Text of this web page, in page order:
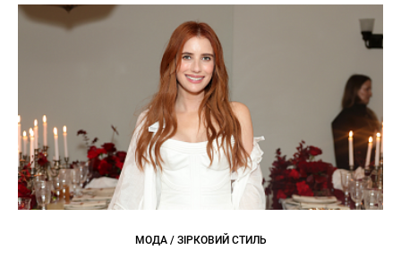
МОДА / ЗІРКОВИЙ СТИЛЬ